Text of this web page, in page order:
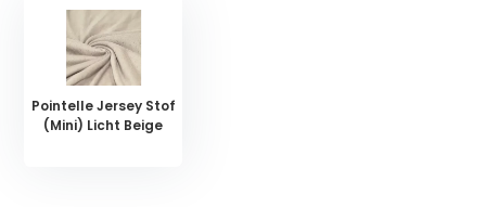
Pointelle Jersey Stof
(Mini) Licht Beige